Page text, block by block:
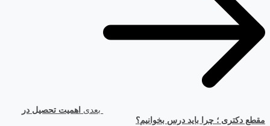
بعدی اهمیت تحصیل در
مقطع دکتری ؛ چرا باید درس بخوانیم؟